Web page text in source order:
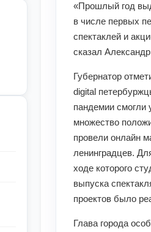
«Прошлый год
в числе первых
спектаклей и
сказал
Губернатор
digital
пандемии смогли
множество
провели онлайн
ленинградцев.
ходе которого
выпуска
проектов было
Глава города